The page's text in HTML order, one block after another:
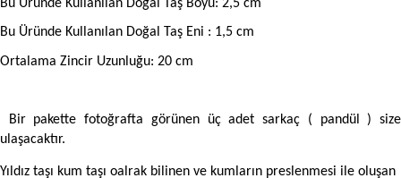
Bu Üründe Kullanılan Doğal Taş Boyu: 2,5 cm
Bu Üründe Kullanılan Doğal Taş Eni : 1,5 cm
Ortalama Zincir Uzunluğu: 20 cm
Bir pakette fotoğrafta görünen üç adet sarkaç ( pandül ) size
ulaşacaktır.
Yıldız taşı kum taşı oalrak bilinen ve kumların preslenmesi ile oluşan